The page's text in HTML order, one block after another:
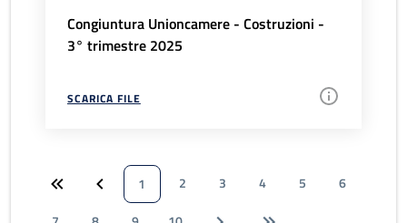
Congiuntura Unioncamere - Costruzioni -
3° trimestre 2025
SCARICA FILE
1 2 3 4 5
6